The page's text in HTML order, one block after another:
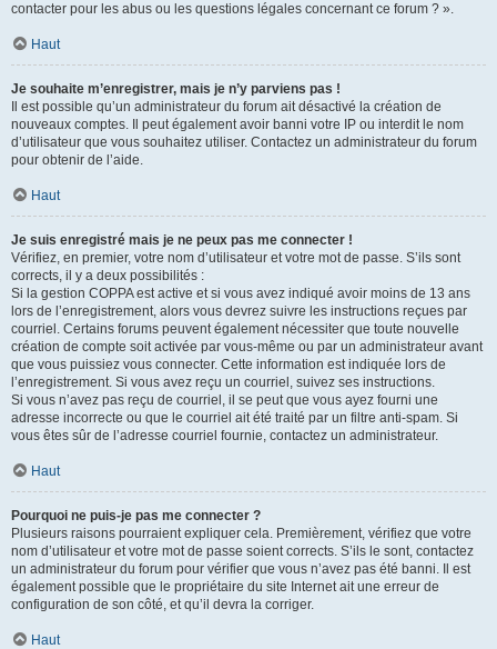
contacter pour les abus ou les questions légales concernant ce forum ? ».
Haut
Je souhaite m’enregistrer, mais je n’y parviens pas !
Il est possible qu’un administrateur du forum ait désactivé la création de
nouveaux comptes. Il peut également avoir banni votre IP ou interdit le nom
d’utilisateur que vous souhaitez utiliser. Contactez un administrateur du forum
pour obtenir de l’aide.
Haut
Je suis enregistré mais je ne peux pas me connecter !
Vérifiez, en premier, votre nom d’utilisateur et votre mot de passe. S’ils sont
corrects, il y a deux possibilités :
Si la gestion COPPA est active et si vous avez indiqué avoir moins de 13 ans
lors de l’enregistrement, alors vous devrez suivre les instructions reçues par
courriel. Certains forums peuvent également nécessiter que toute nouvelle
création de compte soit activée par vous-même ou par un administrateur avant
que vous puissiez vous connecter. Cette information est indiquée lors de
l’enregistrement. Si vous avez reçu un courriel, suivez ses instructions.
Si vous n’avez pas reçu de courriel, il se peut que vous ayez fourni une
adresse incorrecte ou que le courriel ait été traité par un filtre anti-spam. Si
vous êtes sûr de l’adresse courriel fournie, contactez un administrateur.
Haut
Pourquoi ne puis-je pas me connecter ?
Plusieurs raisons pourraient expliquer cela. Premièrement, vérifiez que votre
nom d’utilisateur et votre mot de passe soient corrects. S’ils le sont, contactez
un administrateur du forum pour vérifier que vous n’avez pas été banni. Il est
également possible que le propriétaire du site Internet ait une erreur de
configuration de son côté, et qu’il devra la corriger.
Haut